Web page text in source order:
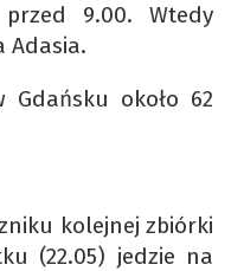
9.00. Wtedy
Adasia.
około 62
kolejnej zbiórki
(22.05) jedzie na